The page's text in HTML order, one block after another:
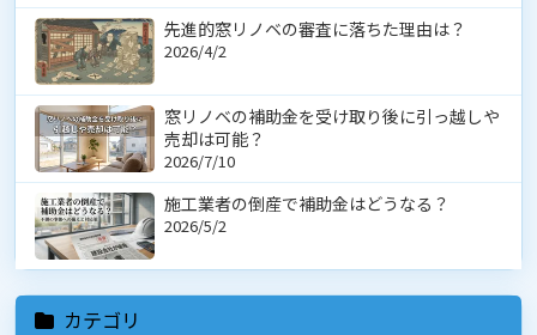
先進的窓リノベの審査に落ちた理由は？
2026/4/2
窓リノベの補助金を受け取り後に引っ越しや
売却は可能？
2026/7/10
施工業者の倒産で補助金はどうなる？
2026/5/2
カテゴリ